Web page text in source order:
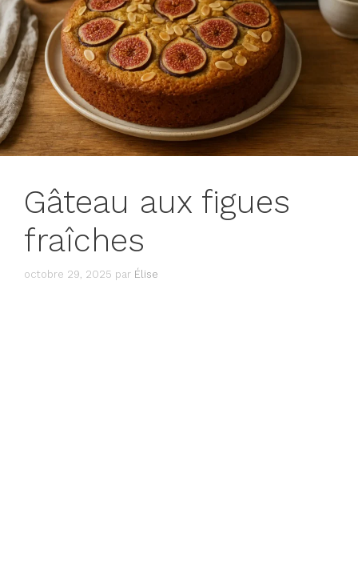
Gâteau aux figues
fraîches
octobre 29, 2025 par Élise